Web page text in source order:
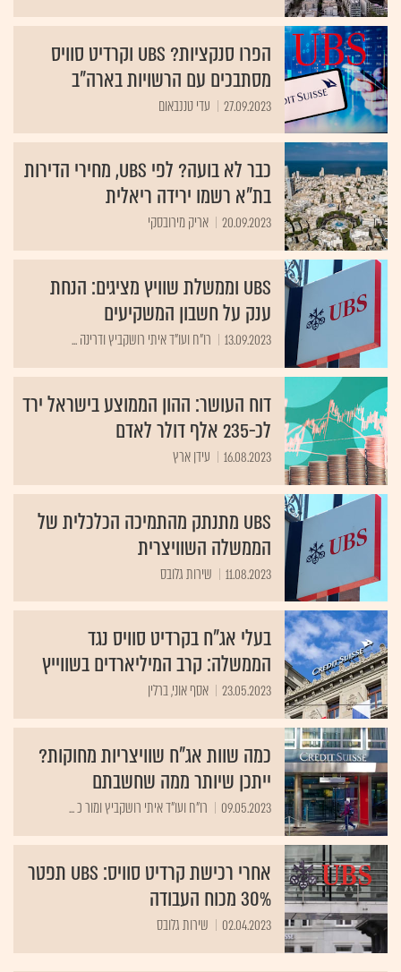
הפרו סנקציות? UBS וקרדיט סוויס
מסתבכים עם הרשויות בארה"ב
27.09.2023 עדי טננבאום
כבר לא בועה? לפי UBS, מחירי הדירות
בת"א רשמו ירידה ריאלית
20.09.2023 אריק מירובסקי
UBS וממשלת שוויץ מציגים: הנחת
ענק על חשבון המשקיעים
13.09.2023 רו"ח ועו"ד איתי רושקביץ ודרינה ...
דוח העושר: ההון הממוצע בישראל ירד
לכ-235 אלף דולר לאדם
16.08.2023 עידן ארץ
UBS מתנתק מהתמיכה הכלכלית של
הממשלה השוויצרית
11.08.2023 שירות גלובס
בעלי אג"ח בקרדיט סוויס נגד
הממשלה: קרב המיליארדים בשווייץ
23.05.2023 אסף אוני, ברלין
כמה שוות אג"ח שוויצריות מחוקות?
ייתכן שיותר ממה שחשבתם
09.05.2023 רו"ח ועו"ד איתי רושקביץ ומור כ ...
אחרי רכישת קרדיט סוויס: UBS תפטר
30% מכוח העבודה
02.04.2023 שירות גלובס